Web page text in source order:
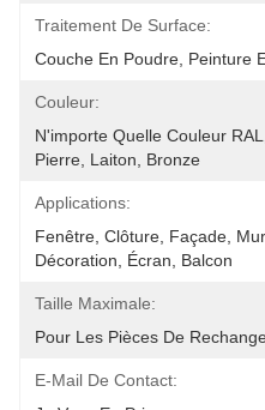
Traitement De Surface:
Couche En Poudre, Peinture
Couleur:
N'importe Quelle Couleur
Pierre, Laiton, Bronze
Applications:
Fenêtre, Clôture, Façade,
Décoration, Écran, Balcon
Taille Maximale:
Pour Les Pièces De
E-Mail De Contact: